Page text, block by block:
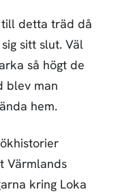
till detta träd då
sitt slut. Väl
så högt de
blev man
hem.
Värmlands
kring Loka